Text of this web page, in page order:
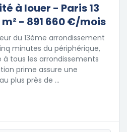
à louer - Paris 13
- 891 660 €/mois
du 13ème arrondissement
minutes du périphérique,
tous les arrondissements
prime assure une
plus près de …